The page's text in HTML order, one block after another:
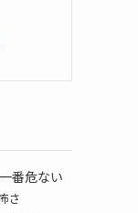
番危ない
さ